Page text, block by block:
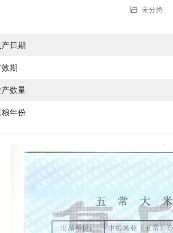
未分类
日期
期
数量
粮年份